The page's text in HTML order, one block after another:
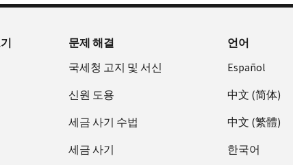
문제 해결
국세청 고지 및 서신
신원 도용
세금 사기 수법
세금 사기
언어
Español
中文 (简体)
中文 (繁體)
한국어